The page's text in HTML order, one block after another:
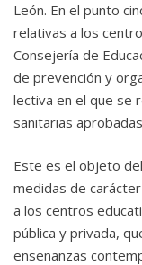
León. En el punto
relativas a los
Consejería de
de prevención y
lectiva en el que se
sanitarias
Este es el objeto
medidas de
a los centros
pública y privada,
enseñanzas